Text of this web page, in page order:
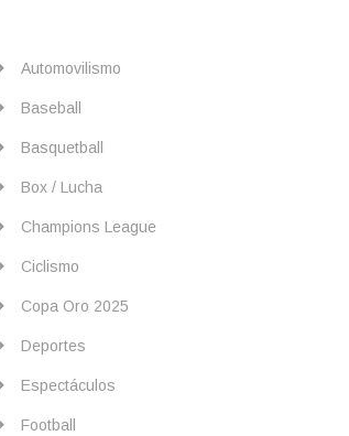
Automovilismo
Baseball
Basquetball
Box / Lucha
Champions League
Ciclismo
Copa Oro 2025
Deportes
Espectáculos
Football